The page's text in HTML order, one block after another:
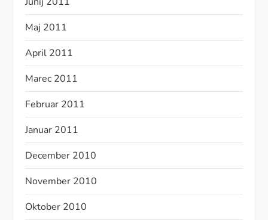
Maj 2011
April 2011
Marec 2011
Februar 2011
Januar 2011
December 2010
November 2010
Oktober 2010